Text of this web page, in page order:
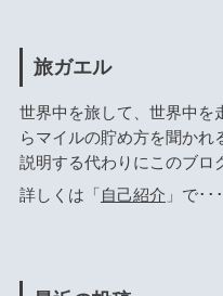
旅ガエル
世界中を旅して、世界中を
らマイルの貯め方を聞かれ
説明する代わりにこのブロ
詳しくは「 自己紹介 」で･･･